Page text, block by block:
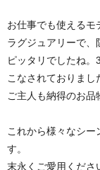
お仕事でも使えるモ
ラグジュアリーで、
ピッタリでしたね
こなされておりまし
ご主人も納得のお品
これから様々なシ
す。
末永くご愛用くださ